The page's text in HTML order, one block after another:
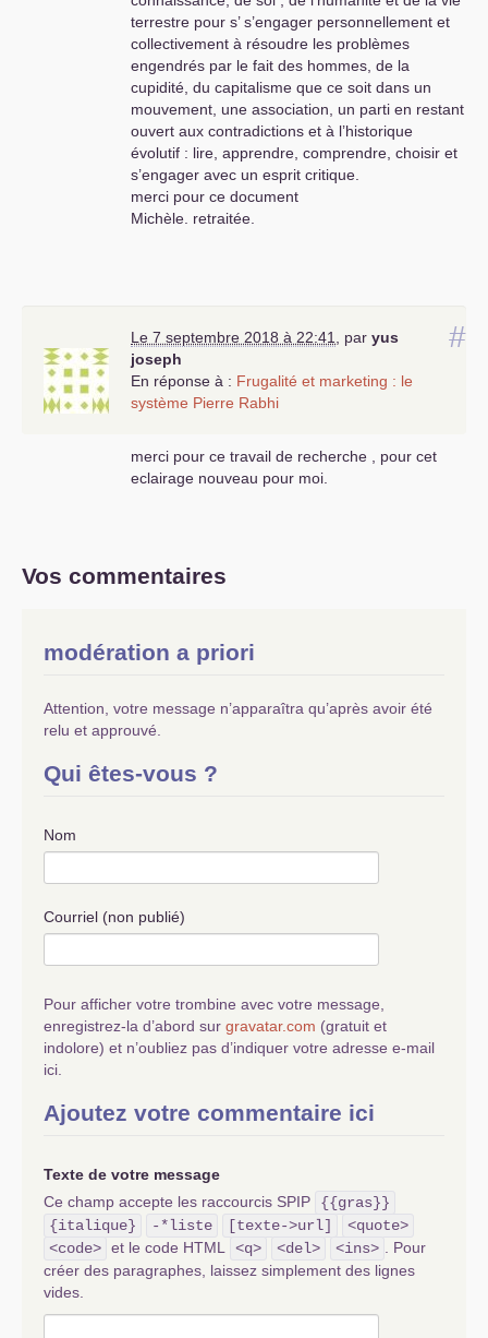
terrestre pour s’ s’engager personnellement et
collectivement à résoudre les problèmes
engendrés par le fait des hommes, de la
cupidité, du capitalisme que ce soit dans un
mouvement, une association, un parti en restant
ouvert aux contradictions et à l’historique
évolutif : lire, apprendre, comprendre, choisir et
s’engager avec un esprit critique.
merci pour ce document
Michèle. retraitée.
#
Le 7 septembre 2018 à 22:41 par yus
joseph
En réponse à : Frugalité et marketing : le
système Pierre Rabhi
merci pour ce travail de recherche , pour cet
eclairage nouveau pour moi.
Vos commentaires
modération a priori
Attention, votre message n’apparaîtra qu’après avoir été
relu et approuvé.
Qui êtes-vous ?
Nom
Courriel (non publié)
Pour afficher votre trombine avec votre message,
enregistrez-la d’abord sur gravatar.com (gratuit et
indolore) et n’oubliez pas d’indiquer votre adresse e-mail
ici.
Ajoutez votre commentaire ici
Texte de votre message
Ce champ accepte les raccourcis SPIP
{{gras}}
{italique}
-*liste [texte->url]
<quote>
<code> et le code HTML <q> <del> <ins>
. Pour
créer des paragraphes, laissez simplement des lignes
vides.